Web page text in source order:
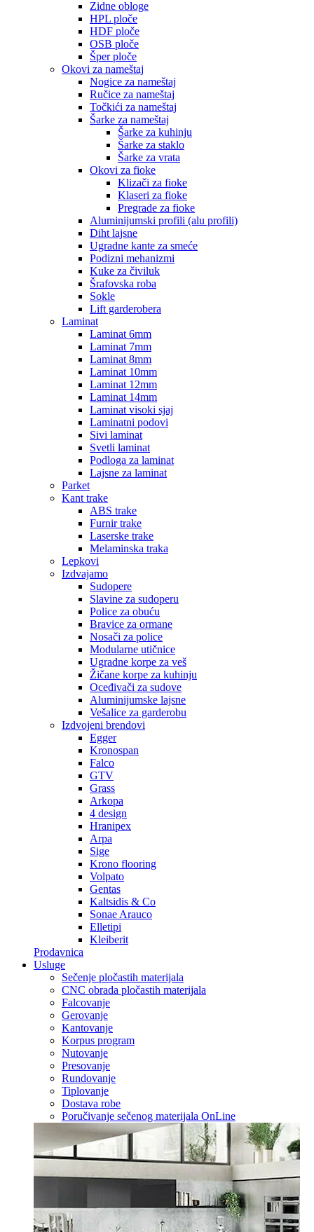
Zidne obloge
HPL ploče
HDF ploče
OSB ploče
Šper ploče
Okovi za nameštaj
Nogice za nameštaj
Ručice za nameštaj
Točkići za nameštaj
Šarke za nameštaj
Šarke za kuhinju
Šarke za staklo
Šarke za vrata
Okovi za fioke
Klizači za fioke
Klaseri za fioke
Pregrade za fioke
Aluminijumski profili (alu profili)
Diht lajsne
Ugradne kante za smeće
Podizni mehanizmi
Kuke za čiviluk
Šrafovska roba
Sokle
Lift garderobera
Laminat
Laminat 6mm
Laminat 7mm
Laminat 8mm
Laminat 10mm
Laminat 12mm
Laminat 14mm
Laminat visoki sjaj
Laminatni podovi
Sivi laminat
Svetli laminat
Podloga za laminat
Lajsne za laminat
Parket
Kant trake
ABS trake
Furnir trake
Laserske trake
Melaminska traka
Lepkovi
Izdvajamo
Sudopere
Slavine za sudoperu
Police za obuću
Bravice za ormane
Nosači za police
Modularne utičnice
Ugradne korpe za veš
Žičane korpe za kuhinju
Oceđivači za sudove
Aluminijumske lajsne
Vešalice za garderobu
Izdvojeni brendovi
Egger
Kronospan
Falco
GTV
Grass
Arkopa
4 design
Hranipex
Arpa
Sige
Krono flooring
Volpato
Gentas
Kaltsidis & Co
Sonae Arauco
Elletipi
Kleiberit
Prodavnica
Usluge
Sečenje pločastih materijala
CNC obrada pločastih materijala
Falcovanje
Gerovanje
Kantovanje
Korpus program
Nutovanje
Presovanje
Rundovanje
Tiplovanje
Dostava robe
Poručivanje sečenog materijala OnLine